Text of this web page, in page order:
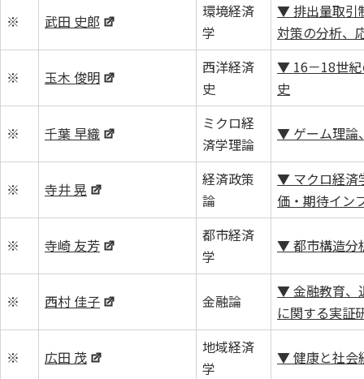
※ 武田 史郎
環境経済
学
▼ 排出量取引
対策の分析、
※ 玉木 俊明
西洋経済
史
▼ 16－18世紀
史
※ 千葉 早織
ミクロ経
済学理論
▼ ゲーム理論
※ 寺井 晃
経済政策
論
▼ マクロ経済
価・期待イン
※ 寺崎 友芳
都市経済
学
▼ 都市構造分
※ 西村 佳子 金融論
▼ 金融教育、
に関する実証
※ 広田 茂
地域経済
学
▼ 健康と社会